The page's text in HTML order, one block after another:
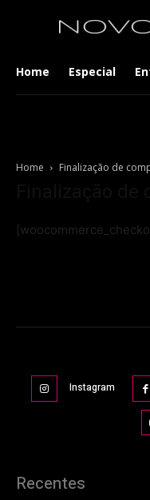
Home Especial
Home Finalização de
Instagram
Recentes